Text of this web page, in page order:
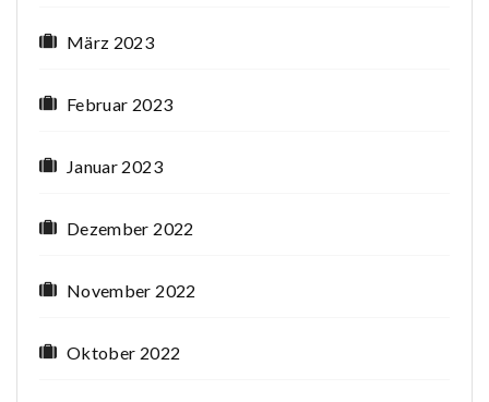
März 2023
Februar 2023
Januar 2023
Dezember 2022
November 2022
Oktober 2022